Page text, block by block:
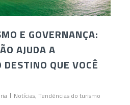
E GOVERNANÇA:
AJUDA A
DESTINO QUE VOCÊ
Notícias,Tendências do turismo